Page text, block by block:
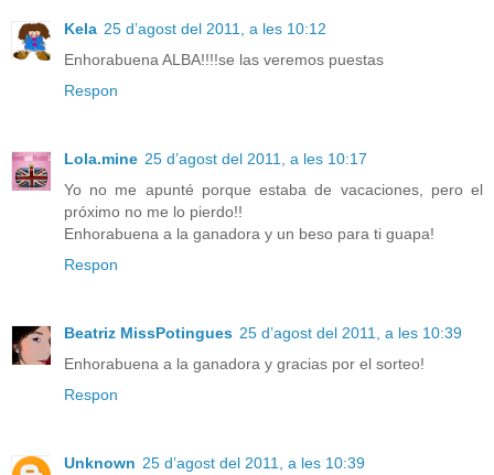
Kela 25 d’agost del 2011, a les 10:12
Enhorabuena ALBA!!!!se las veremos puestas
Respon
Lola.mine 25 d’agost del 2011, a les 10:17
Yo no me apunté porque estaba de vacaciones, pero el
próximo no me lo pierdo!!
Enhorabuena a la ganadora y un beso para ti guapa!
Respon
Beatriz MissPotingues 25 d’agost del 2011, a les 10:39
Enhorabuena a la ganadora y gracias por el sorteo!
Respon
Unknown 25 d’agost del 2011, a les 10:39